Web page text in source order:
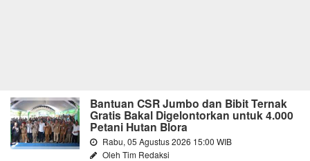
Bantuan CSR Jumbo dan Bibit Ternak
Gratis Bakal Digelontorkan untuk 4.000
Petani Hutan Blora
Rabu, 05 Agustus 2026 15:00 WIB
Oleh Tim Redaksi